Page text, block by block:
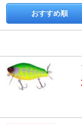
おすすめ順